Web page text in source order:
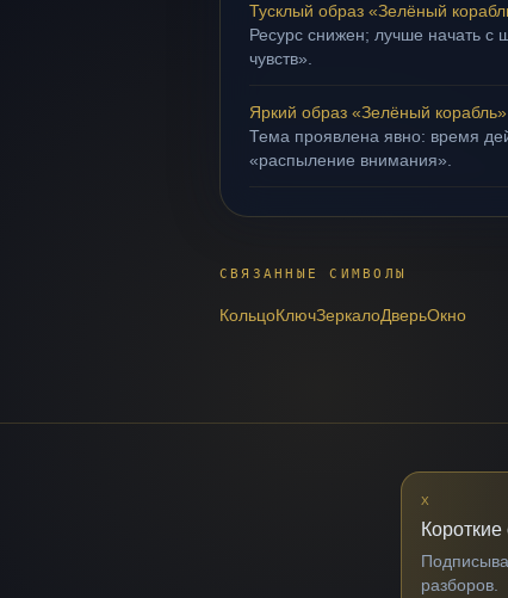
Тусклый образ «Зелёный
Ресурс снижен; лучше начать с
чувств».
Яркий образ «Зелёный корабль»
Тема проявлена явно: время
«распыление внимания».
СВЯЗАННЫЕ СИМВОЛЫ
КольцоКлючЗеркалоДверьОкно
X
разборов.